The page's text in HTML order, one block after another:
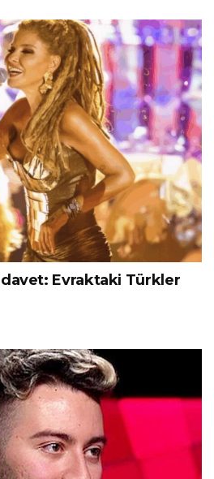
davet: Evraktaki Türkler